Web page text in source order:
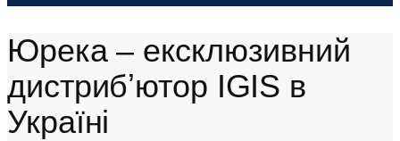
Юрека – ексклюзивний
дистрибʼютор IGIS в
Україні